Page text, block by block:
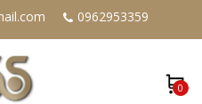
0962953359
0